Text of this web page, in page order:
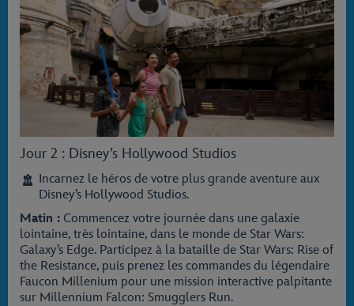
Jour 2 : Disney’s Hollywood Studios
Incarnez le héros de votre plus grande aventure aux
Disney’s Hollywood Studios.
Matin : Commencez votre journée dans une galaxie
lointaine, très lointaine, dans le monde de Star Wars:
Galaxy’s Edge. Participez à la bataille de Star Wars: Rise of
the Resistance, puis prenez les commandes du légendaire
Faucon Millenium pour une mission interactive palpitante
sur Millennium Falcon: Smugglers Run.